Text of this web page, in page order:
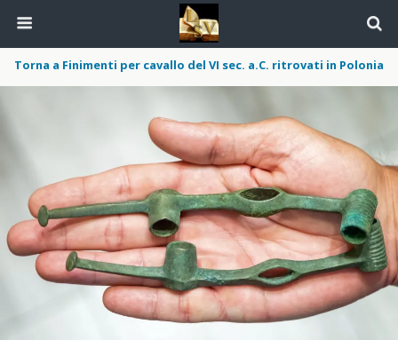
Torna a Finimenti per cavallo del VI sec. a.C. ritrovati in Polonia